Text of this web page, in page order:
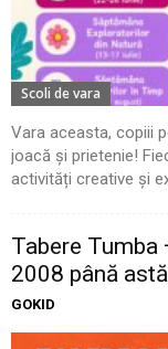
Scoli de vara
Vara aceasta, copiii
joacă și prietenie!
activități creative și
Tabere
2008 până
GOKID